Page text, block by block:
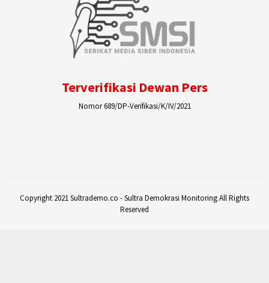
Terverifikasi Dewan Pers
Nomor 689/DP-Verifikasi/K/IV/2021
Copyright 2021 Sultrademo.co - Sultra Demokrasi Monitoring All Rights
Reserved